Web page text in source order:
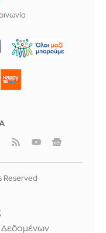
ΜΠΟΡΟΥΜΕ
Reserved
Δεδομένων